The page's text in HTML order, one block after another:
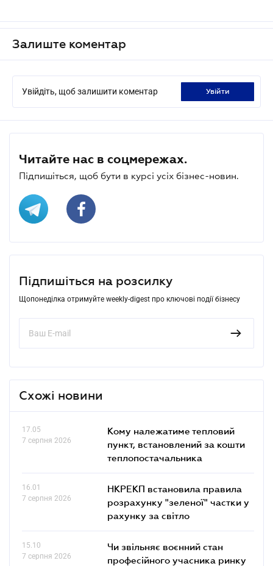
Залиште коментар
Увійдіть, щоб залишити коментар увійти
Читайте нас в соцмережах.
Підпишіться, щоб бути в курсі усіх бізнес-новин.
Підпишіться на розсилку
Щопонеділка отримуйте weekly-digest про ключові події бізнесу
Схожі новини
17.05
7 серпня 2026
Кому належатиме тепловий
пункт, встановлений за кошти
теплопостачальника
16.01
7 серпня 2026
НКРЕКП встановила правила
розрахунку "зеленої" частки у
рахунку за світло
15.10
7 серпня 2026
Чи звільняє воєнний стан
професійного учасника ринку